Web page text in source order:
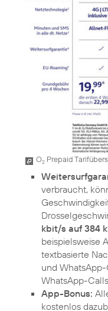
O2 Prepaid
verbraucht,
kbit/s auf 384
beispielsweise
textbasierte
und
WhatsApp-
App-Bonus:
kostenlos